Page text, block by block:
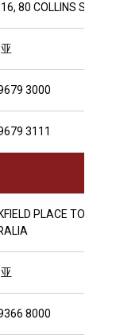
16, 80 COLLINS
3000
3111
PLACE TOWER
8000